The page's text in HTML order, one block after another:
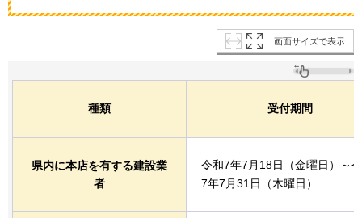
画面サイズで表示
種類 受付期間
県内に本店を有する建設業
者
令和7年7月18日（金曜日）～
7年7月31日（木曜日）